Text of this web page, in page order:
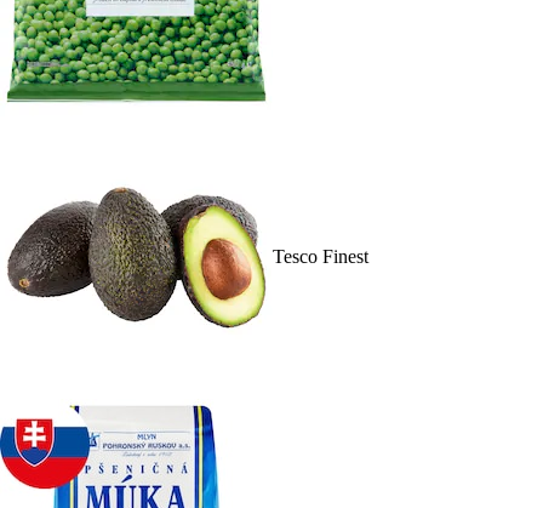
Tesco Finest